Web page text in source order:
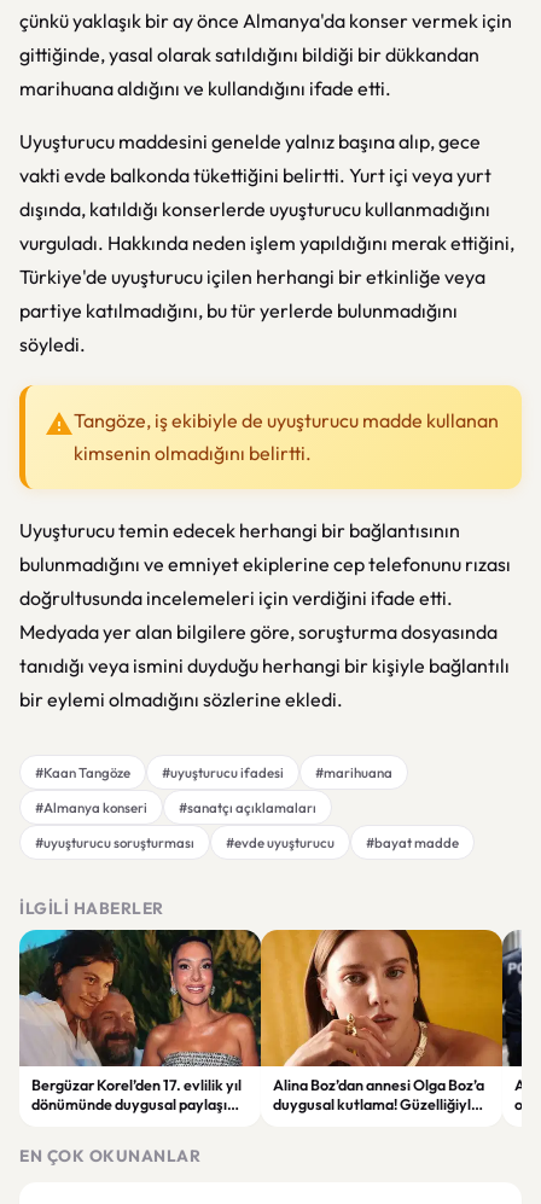
çünkü yaklaşık bir ay önce Almanya'da konser vermek için
gittiğinde, yasal olarak satıldığını bildiği bir dükkandan
marihuana aldığını ve kullandığını ifade etti.
Uyuşturucu maddesini genelde yalnız başına alıp, gece
vakti evde balkonda tükettiğini belirtti. Yurt içi veya yurt
dışında, katıldığı konserlerde uyuşturucu kullanmadığını
vurguladı. Hakkında neden işlem yapıldığını merak ettiğini,
Türkiye'de uyuşturucu içilen herhangi bir etkinliğe veya
partiye katılmadığını, bu tür yerlerde bulunmadığını
söyledi.
Tangöze, iş ekibiyle de uyuşturucu madde kullanan
kimsenin olmadığını belirtti.
Uyuşturucu temin edecek herhangi bir bağlantısının
bulunmadığını ve emniyet ekiplerine cep telefonunu rızası
doğrultusunda incelemeleri için verdiğini ifade etti.
Medyada yer alan bilgilere göre, soruşturma dosyasında
tanıdığı veya ismini duyduğu herhangi bir kişiyle bağlantılı
bir eylemi olmadığını sözlerine ekledi.
#Kaan Tangöze #uyuşturucu ifadesi
#marihuana
#Almanya konseri
#sanatçı açıklamaları
#uyuşturucu soruşturması
#evde uyuşturucu #bayat madde
İLGILI HABERLER
Bergüzar Korel’den 17. evlilik yıl
dönümünde duygusal paylaşım!
Alina Boz’dan annesi Olga Boz’a
duygusal kutlama! Güzelliğiyle
EN ÇOK OKUNANLAR